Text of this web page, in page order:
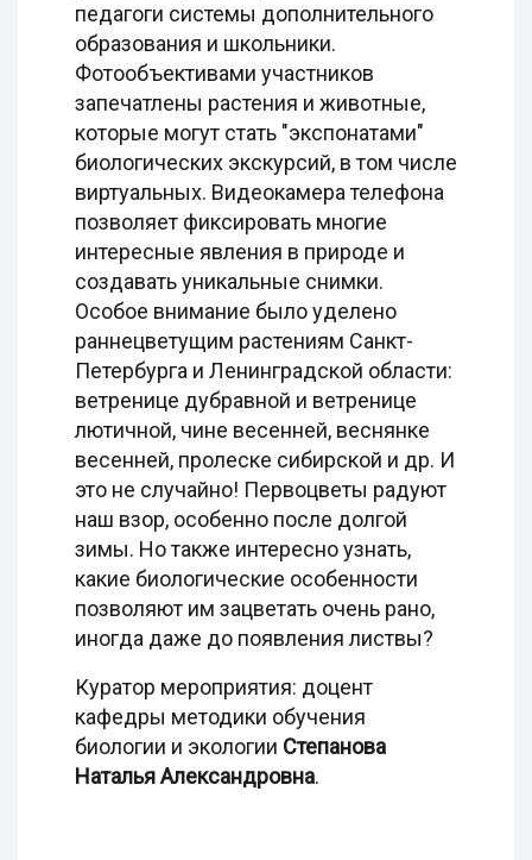
педагоги системы дополнительного
образования и школьники.
Фотообъективами участников
запечатлены растения и животные,
которые могут стать "экспонатами"
биологических экскурсий, в том числе
виртуальных. Видеокамера телефона
позволяет фиксировать многие
интересные явления в природе и
создавать уникальные снимки.
Особое внимание было уделено
раннецветущим растениям Санкт-
Петербурга и Ленинградской области:
ветренице дубравной и ветренице
лютичной, чине весенней, веснянке
весенней, пролеске сибирской и др. И
это не случайно! Первоцветы радуют
наш взор, особенно после долгой
зимы. Но также интересно узнать,
какие биологические особенности
позволяют им зацветать очень рано,
иногда даже до появления листвы?
Куратор мероприятия: доцент
кафедры методики обучения
биологии и экологии Степанова
Наталья Александровна.